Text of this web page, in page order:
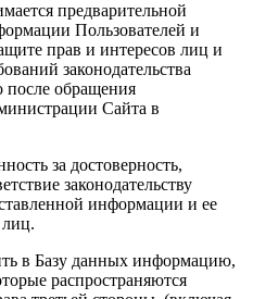
предварительной
Пользователей и
прав и интересов лиц и
законодательства
после обращения
Сайта в
за достоверность,
законодательству
информации и ее
лиц.
в Базу данных информацию,
распространяются